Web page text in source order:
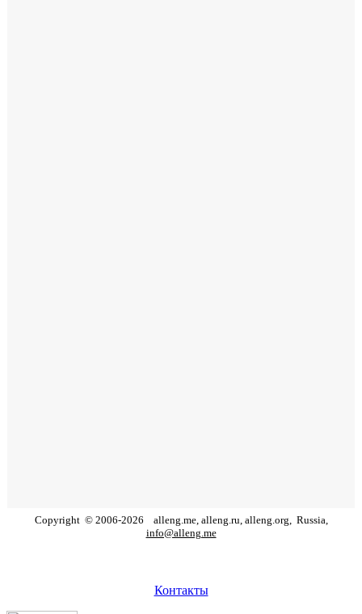
Copyright © 2006-2026 alleng.me, alleng.ru, alleng.org, Russia,
info@alleng.me
Контакты